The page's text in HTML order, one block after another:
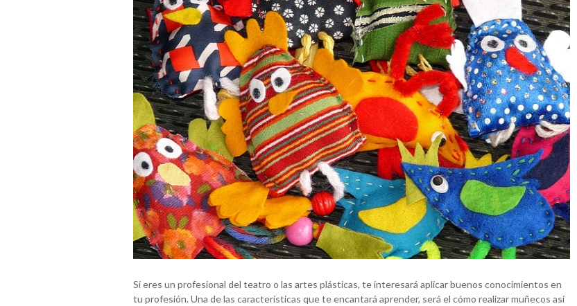
Si eres un profesional del teatro o las artes plásticas, te interesará aplicar buenos conocimientos en
tu profesión. Una de las características que te encantará aprender, será el cómo realizar muñecos así